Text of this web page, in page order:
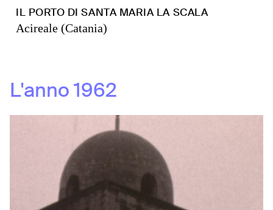
IL PORTO DI SANTA MARIA LA SCALA
Acireale (Catania)
L'anno1962